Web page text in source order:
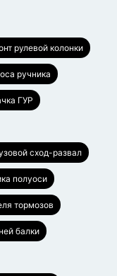
рулевой колонки
ручника
ГУР
сход-развал
полуоси
тормозов
балки